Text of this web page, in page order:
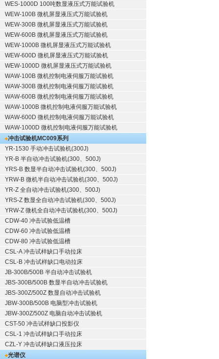
WES-1000D 100吨数显液压式万能试验机
WEW-100B 微机屏显液压式万能试验机
WEW-300B 微机屏显液压式万能试验机
WEW-600B 微机屏显液压式万能试验机
WEW-1000B 微机屏显液压式万能试验机
WEW-600D 微机屏显液压式万能试验机
WEW-1000D 微机屏显液压式万能试验机
WAW-100B 微机控制电液伺服万能试验机
WAW-300B 微机控制电液伺服万能试验机
WAW-600B 微机控制电液伺服万能试验机
WAW-1000B 微机控制电液伺服万能试验机
WAW-600D 微机控制电液伺服万能试验机
WAW-1000D 微机控制电液伺服万能试验机
冲击试验机MC009系列
YR-1530 手动冲击试验机(300J)
YR-B 半自动冲击试验机(300、500J)
YRS-B 数显半自动冲击试验机(300、500J)
YRW-B 微机半自动冲击试验机(300、500J)
YR-Z 全自动冲击试验机(300、500J)
YRS-Z 数显全自动冲击试验机(300、500J)
YRW-Z 微机全自动冲击试验机(300、500J)
CDW-40 冲击试验低温槽
CDW-60 冲击试验低温槽
CDW-80 冲击试验低温槽
CSL-A 冲击试样缺口手动拉床
CSL-B 冲击试样缺口电动拉床
JB-300B/500B 半自动冲击试验机
JBS-300B/500B 数显半自动冲击试验机
JBS-300Z/500Z 数显自动冲击试验机
JBW-300B/500B 电脑型冲击试验机
JBW-300Z/500Z 电脑自动冲击试验机
CST-50 冲击试样缺口投影仪
CSL-1 冲击试样缺口手动拉床
CZL-Y 冲击试样缺口液压拉床
光谱仪